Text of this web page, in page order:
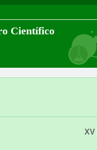
Científico
XV